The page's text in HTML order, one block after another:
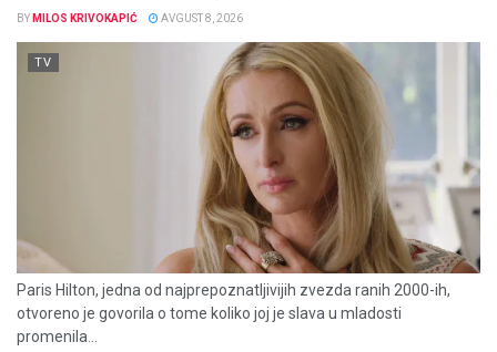
BY MILOS KRIVOKAPIĆ AVGUST 8, 2026
TV
Paris Hilton, jedna od najprepoznatljivijih zvezda ranih 2000-ih,
otvoreno je govorila o tome koliko joj je slava u mladosti
promenila...